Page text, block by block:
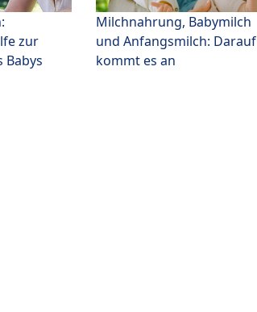
zur
Babys
Milchnahrung, Babymilch
und Anfangsmilch: Darauf
kommt es an